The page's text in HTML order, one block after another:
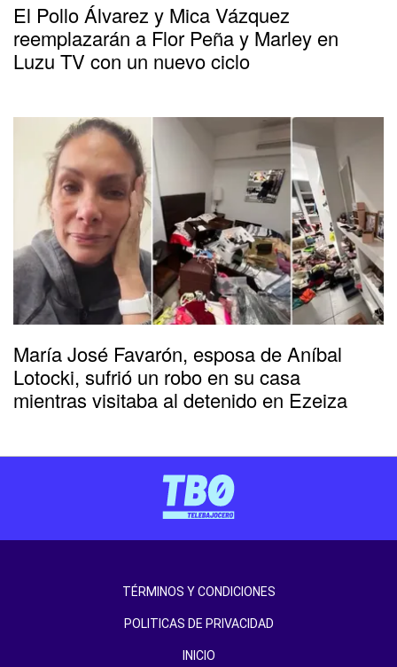
El Pollo Álvarez y Mica Vázquez
reemplazarán a Flor Peña y Marley en
Luzu TV con un nuevo ciclo
María José Favarón, esposa de Aníbal
Lotocki, sufrió un robo en su casa
mientras visitaba al detenido en Ezeiza
TÉRMINOS Y CONDICIONES
POLITICAS DE PRIVACIDAD
INICIO